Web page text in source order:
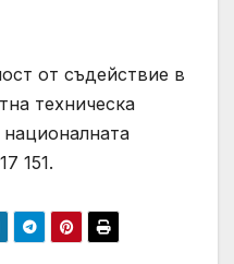
от съдействие в
техническа
151.